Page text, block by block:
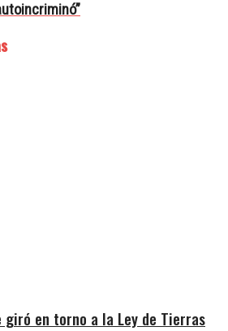
giró en torno a la Ley de Tierras